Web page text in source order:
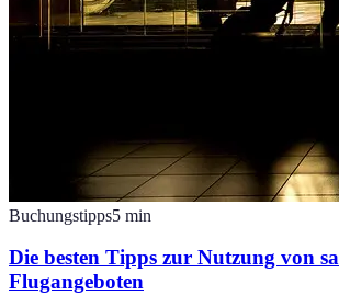
Buchungstipps5 min
Die besten Tipps zur Nutzung von
Flugangeboten